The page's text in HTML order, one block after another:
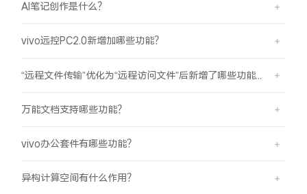
AI笔记创作是什么？
vivo远控PC2.0新增加哪些功能？
万能文档支持哪些功能？
vivo办公套件有哪些功能？
异构计算空间有什么作用？